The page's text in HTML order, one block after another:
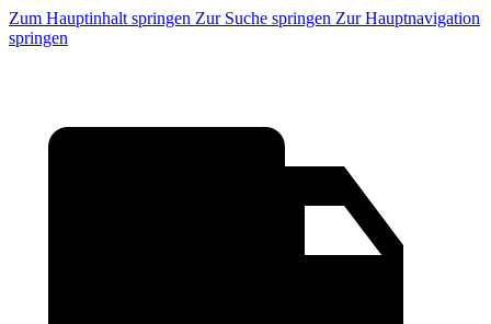
Zum Hauptinhalt springen Zur Suche springen Zur Hauptnavigation
springen